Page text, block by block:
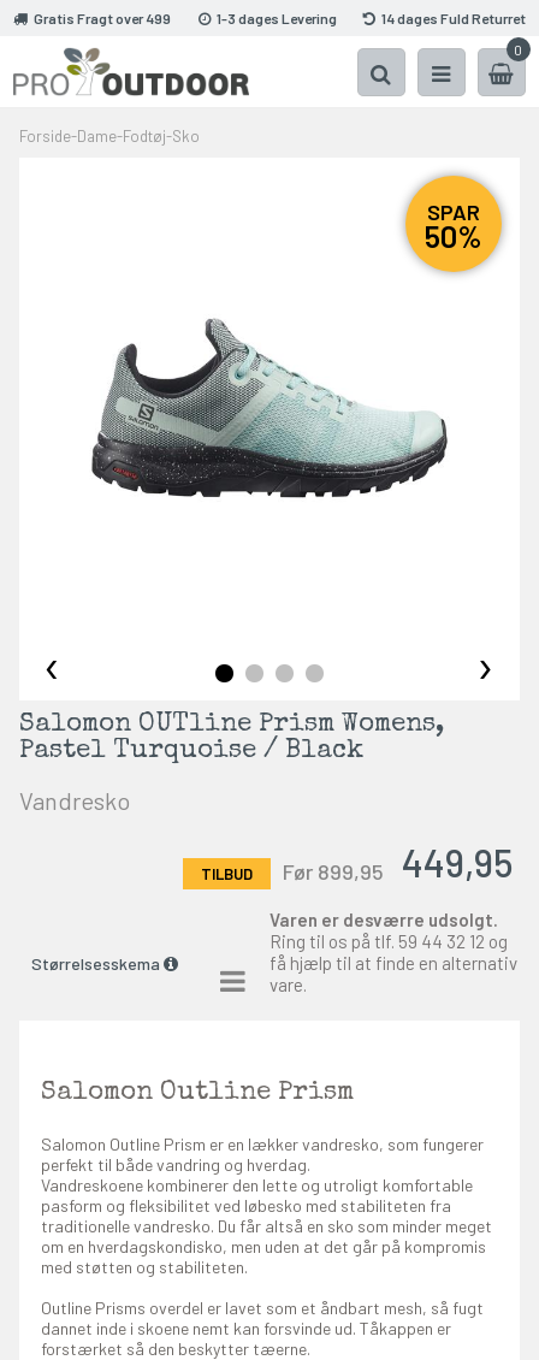
Gratis Fragt over 499 1-3 dages Levering
14 dages Fuld Returret
0
Forside-Dame-Fodtøj-Sko
SPAR
50%
‹ ›
Salomon OUTline Prism Womens,
Pastel Turquoise / Black
Vandresko
449,95
Før 899,95
Størrelsesskema
Varen er desværre udsolgt.
Ring til os på tlf. 59 44 32 12 og
få hjælp til at finde en alternativ
vare.
Salomon Outline Prism
Salomon Outline Prism er en lækker vandresko, som fungerer
perfekt til både vandring og hverdag.
Vandreskoene kombinerer den lette og utroligt komfortable
pasform og fleksibilitet ved løbesko med stabiliteten fra
traditionelle vandresko. Du får altså en sko som minder meget
om en hverdagskondisko, men uden at det går på kompromis
med støtten og stabiliteten.
Outline Prisms overdel er lavet som et åndbart mesh, så fugt
dannet inde i skoene nemt kan forsvinde ud. Tåkappen er
forstærket så den beskytter tæerne.